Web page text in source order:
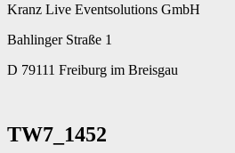
Kranz Live Eventsolutions GmbH
Bahlinger Straße 1
D 79111 Freiburg im Breisgau
TW7_1452